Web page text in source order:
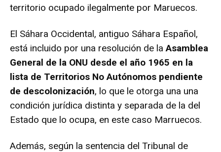
territorio ocupado ilegalmente por Maruecos.
El Sáhara Occidental, antiguo Sáhara Español,
está incluido por una resolución de laAsamblea
General de la ONU desde el año 1965 en la
lista de Territorios No Autónomos pendiente
de descolonización, lo que le otorga una una
condición jurídica distinta y separada de la del
Estado que lo ocupa, en este caso Marruecos.
Además, según la sentencia del Tribunal de